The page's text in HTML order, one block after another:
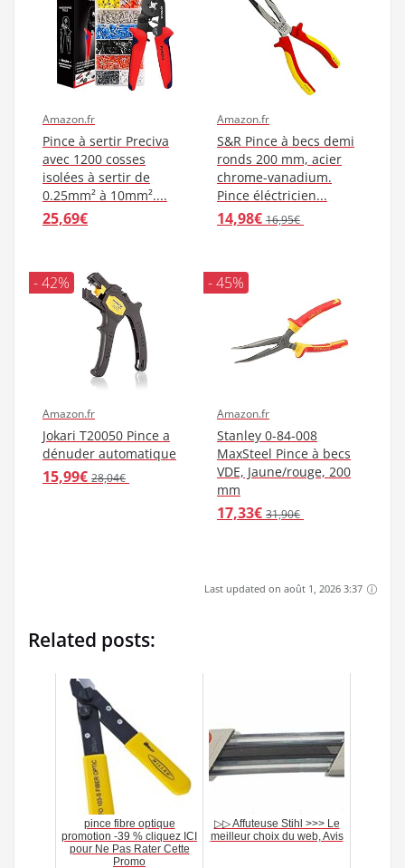
Amazon.fr
Pince à sertir Preciva
avec 1200 cosses
isolées à sertir de
0.25mm² à 10mm²....
25,69€
Amazon.fr
S&R Pince à becs demi
ronds 200 mm, acier
chrome-vanadium.
Pince éléctricien...
14,98€ 16,95€
- 42%
Amazon.fr
Jokari T20050 Pince a
dénuder automatique
15,99€ 28,04€
- 45%
Amazon.fr
Stanley 0-84-008
MaxSteel Pince à becs
VDE, Jaune/rouge, 200
mm
17,33€ 31,90€
Last updated on août 1, 2026 3:37
Related posts:
pince fibre optique
promotion -39 % cliquez ICI
pour Ne Pas Rater Cette
Promo
▷▷ Affuteuse Stihl >>> Le
meilleur choix du web, Avis